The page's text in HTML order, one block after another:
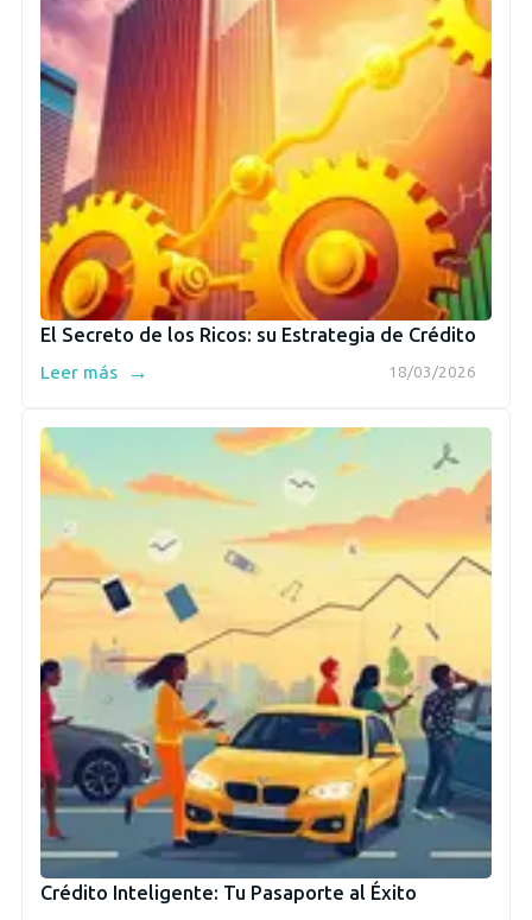
El Secreto de los Ricos: su Estrategia de Crédito
18/03/2026
Leer más →
Crédito Inteligente: Tu Pasaporte al Éxito